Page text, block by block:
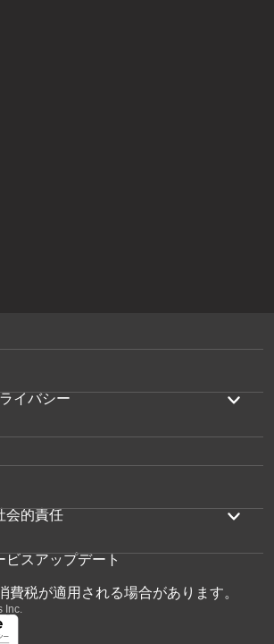
イバシー
会的責任
ビスアップデート
費税が適用される場合があります。
Inc.